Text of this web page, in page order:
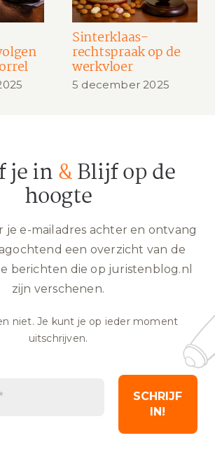
Sinterklaas-
rechtspraak op de
werkvloer
5 december 2025
je in&Blijf op de
hoogte
je e-mailadres achter en ontvang
een overzicht van de
berichten die op juristenblog.nl
zijn verschenen.
niet. Je kunt je op ieder moment
uitschrijven.